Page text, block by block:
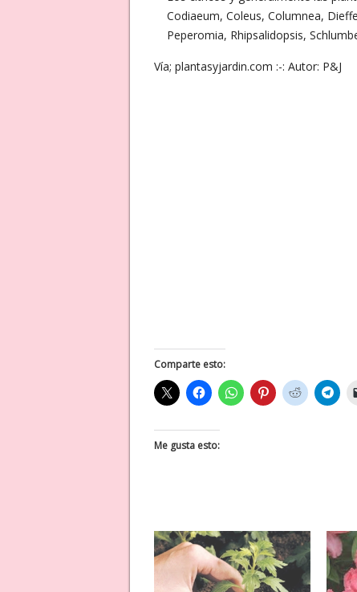
Codiaeum, Coleus, Columnea,
Peperomia, Rhipsalidopsis,
Vía; plantasyjardin.com :-: Autor: P&J
Comparte esto:
Me gusta esto: